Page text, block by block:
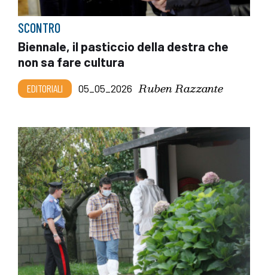
SCONTRO
Biennale, il pasticcio della destra che
non sa fare cultura
EDITORIALI 05_05_2026 Ruben Razzante